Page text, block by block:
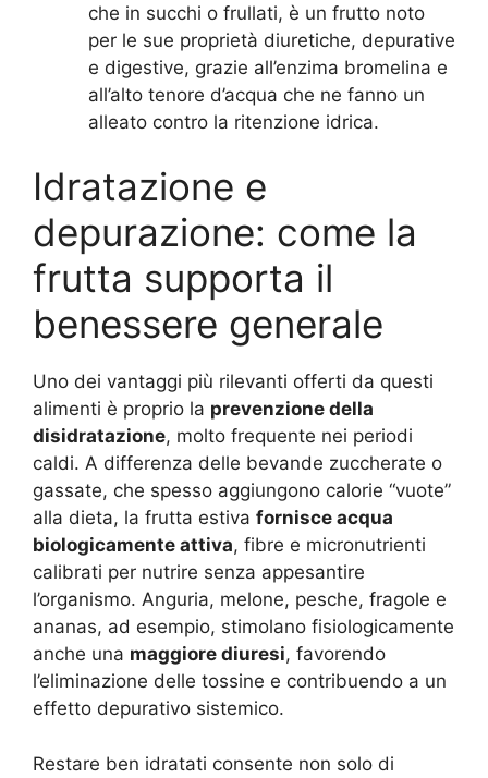
che in succhi o frullati, è un frutto noto
per le sue proprietà diuretiche, depurative
e digestive, grazie all’enzima bromelina e
all’alto tenore d’acqua che ne fanno un
alleato contro la ritenzione idrica.
Idratazione e
depurazione: come la
frutta supporta il
benessere generale
Uno dei vantaggi più rilevanti offerti da questi
alimenti è proprio la prevenzione della
disidratazione, molto frequente nei periodi
caldi. A differenza delle bevande zuccherate o
gassate, che spesso aggiungono calorie “vuote”
alla dieta, la frutta estiva fornisce acqua
biologicamente attiva, fibre e micronutrienti
calibrati per nutrire senza appesantire
l’organismo. Anguria, melone, pesche, fragole e
ananas, ad esempio, stimolano fisiologicamente
anche una maggiore diuresi, favorendo
l’eliminazione delle tossine e contribuendo a un
effetto depurativo sistemico.
Restare ben idratati consente non solo di